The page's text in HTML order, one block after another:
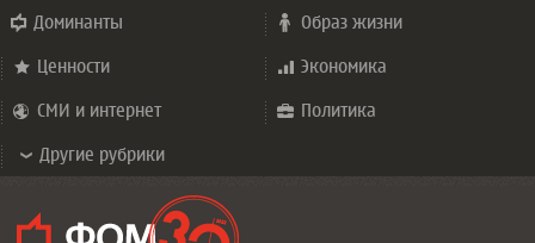
Доминанты Образ жизни
Ценности Экономика
СМИ и интернет Политика
Другие рубрики